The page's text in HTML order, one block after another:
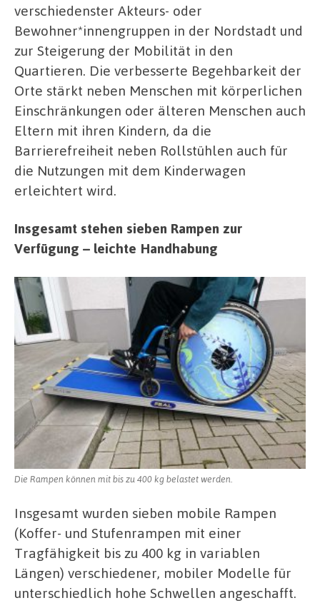
verschiedenster Akteurs- oder
Bewohner*innengruppen in der Nordstadt und
zur Steigerung der Mobilität in den
Quartieren. Die verbesserte Begehbarkeit der
Orte stärkt neben Menschen mit körperlichen
Einschränkungen oder älteren Menschen auch
Eltern mit ihren Kindern, da die
Barrierefreiheit neben Rollstühlen auch für
die Nutzungen mit dem Kinderwagen
erleichtert wird.
Insgesamt stehen sieben Rampen zur
Verfügung – leichte Handhabung
Die Rampen können mit bis zu 400 kg belastet werden.
Insgesamt wurden sieben mobile Rampen
(Koffer- und Stufenrampen mit einer
Tragfähigkeit bis zu 400 kg in variablen
Längen) verschiedener, mobiler Modelle für
unterschiedlich hohe Schwellen angeschafft.